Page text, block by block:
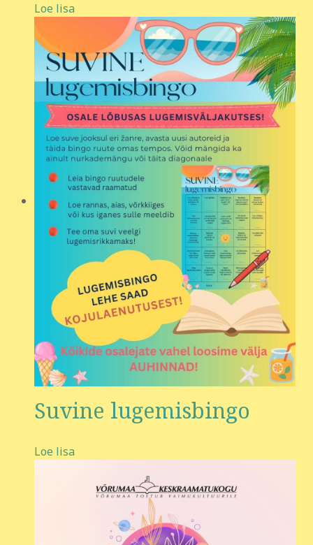
Loe lisa
Suvine lugemisbingo
Loe lisa